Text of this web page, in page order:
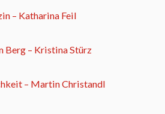
– Katharina Feil
Berg – Kristina Stürz
– Martin Christandl